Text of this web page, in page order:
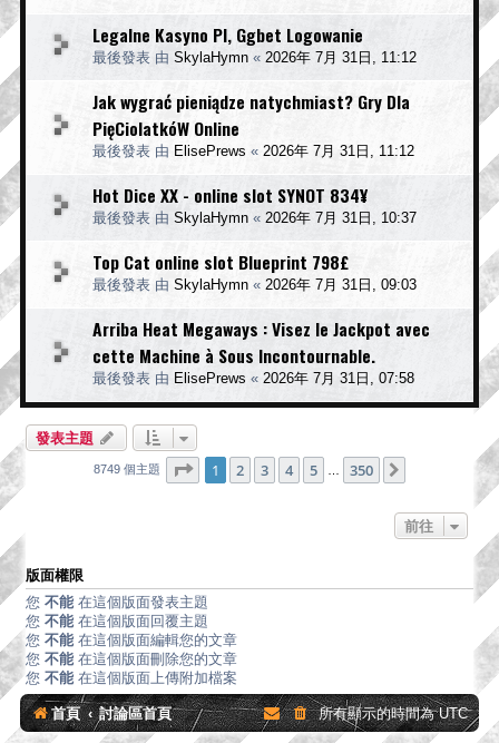
Legalne Kasyno Pl, Ggbet Logowanie
最後發表 由 SkylaHymn « 2026年 7月 31日, 11:12
Jak wygrać pieniądze natychmiast? Gry Dla
PięCiolatkóW Online
最後發表 由 ElisePrews « 2026年 7月 31日, 11:12
Hot Dice XX - online slot SYNOT 834¥
最後發表 由 SkylaHymn « 2026年 7月 31日, 10:37
Top Cat online slot Blueprint 798£
最後發表 由 SkylaHymn « 2026年 7月 31日, 09:03
Arriba Heat Megaways : Visez le Jackpot avec
cette Machine à Sous Incontournable.
最後發表 由 ElisePrews « 2026年 7月 31日, 07:58
發表主題
8749 個主題 1 頁 (共350頁)
1 2 3 4 5 350
前往
版面權限
您 不能 在這個版面發表主題
您 不能 在這個版面回覆主題
您 不能 在這個版面編輯您的文章
您 不能 在這個版面刪除您的文章
您 不能 在這個版面上傳附加檔案
首頁 討論區首頁 所有顯示的時間為UTC